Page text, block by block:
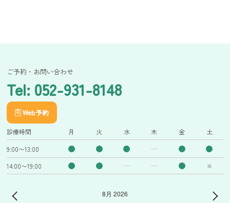
ご予約・お問い合わせ
Tel: 052-931-8148
Web予約
診療時間 月 火 水 木 金 土
9:00〜13:00
14:00〜19:00
※
8月 2026